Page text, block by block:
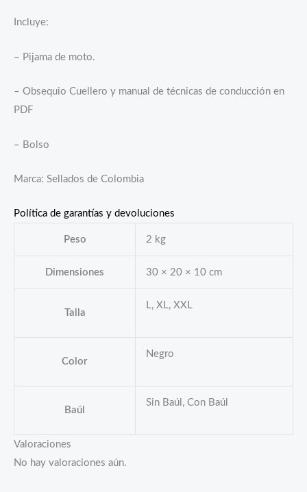
Incluye:
– Pijama de moto.
– Obsequio Cuellero y manual de técnicas de conducción en
PDF
– Bolso
Marca: Sellados de Colombia
Política de garantías y devoluciones
Peso 2 kg
Dimensiones 30 × 20 × 10 cm
Talla
L, XL, XXL
Color
Negro
Baúl
Sin Baúl, Con Baúl
Valoraciones
No hay valoraciones aún.